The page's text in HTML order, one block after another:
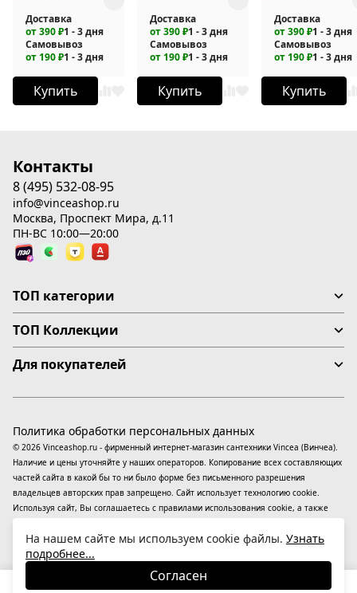
Доставка
от 390 ₽1 - 3 дня
Самовывоз
от 190 ₽1 - 3 дня
Купить
Доставка
от 390 ₽1 - 3 дня
Самовывоз
от 190 ₽1 - 3 дня
Купить
Доставка
от 390 ₽1 - 3 дня
Самовывоз
от 190 ₽1 - 3 дня
Купить
Контакты
8 (495) 532-08-95
info@vinceashop.ru
Москва, Проспект Мира, д.11
ПН-ВС 10:00—20:00
ТОП категории
ТОП Коллекции
Для покупателей
© 2026 Vinceashop.ru - фирменный интернет-магазин сантехники Vincea (Винчеа).
Наличие и цены уточняйте у наших операторов. Копирование всех составляющих
частей сайта в какой бы то ни было форме без письменного разрешения
владельцев авторских прав запрещено. Сайт использует технологию cookie.
Используя сайт, Вы соглашаетесь с правилами использования cookie, а также
применяютсярекомендательные технологии(информационные технологии
предоставления информации на основе сбора, систематизации и анализа
сведений, относящихся к предпочтениям пользователей сети «Интернет»,
находящихся на территории Российской Федерации).
Политика обработки персональных данных
На нашем сайте мы используем cookie файлы. Узнать
подробнее...
Согласен